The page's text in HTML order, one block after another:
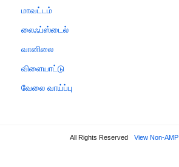
மாவட்டம்
லைஃப்ஸ்டைல்
வானிலை
விளையாட்டு
வேலை வாய்ப்பு
All Rights Reserved View Non-